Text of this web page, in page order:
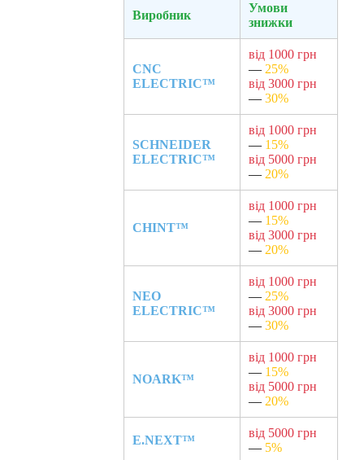
Виробник
Умови
знижки
CNC
ELECTRIC™
від 1000 грн
— 25%
від 3000 грн
— 30%
SCHNEIDER
ELECTRIC™
від 1000 грн
— 15%
від 5000 грн
— 20%
CHINT™
від 1000 грн
— 15%
від 3000 грн
— 20%
NEO
ELECTRIC™
від 1000 грн
— 25%
від 3000 грн
— 30%
NOARK™
від 1000 грн
— 15%
від 5000 грн
— 20%
E.NEXT™
від 5000 грн
— 5%